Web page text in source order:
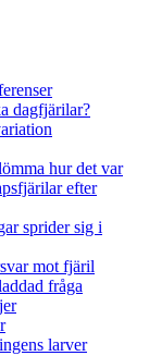
dagfjärilar?
hur det var
efter
sprider sig i
mot fjäril
fråga
larver